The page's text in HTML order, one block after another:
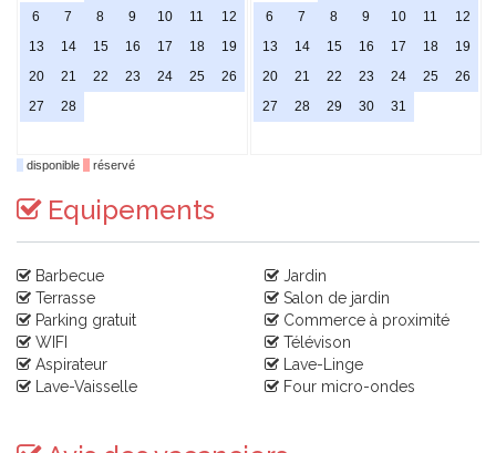
6
7 8 9 10 11
12
13
14 15 16 17 18
19
20
21 22 23 24 25
26
27
28
6
7 8 9 10 11
12
13
14 15 16 17 18
19
20
21 22 23 24 25
26
27
28 29 30 31
disponible réservé
Equipements
Barbecue
Jardin
Terrasse
Salon de jardin
Parking gratuit
Commerce à proximité
WIFI
Télévison
Aspirateur
Lave-Linge
Lave-Vaisselle
Four micro-ondes